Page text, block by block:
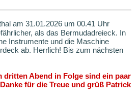
am 31.01.2026 um 00.41 Uhr
als das Bermudadreieck. In
Instrumente und die Maschine
ab. Herrlich! Bis zum nächsten
dritten Abend in Folge sind ein paar
für die Treue und grüß Patrick